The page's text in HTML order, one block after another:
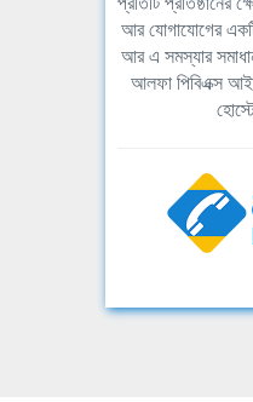
আর যোগাযোগের
আর এ সমস্যার
আলফা পিবিএক্স